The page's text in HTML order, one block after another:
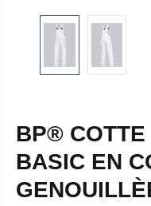
BP®
BASIC EN